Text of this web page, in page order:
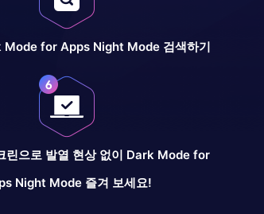
Mode for Apps Night Mode 검색하기
린으로 발열 현상 없이 Dark Mode for
Night Mode 즐겨 보세요!